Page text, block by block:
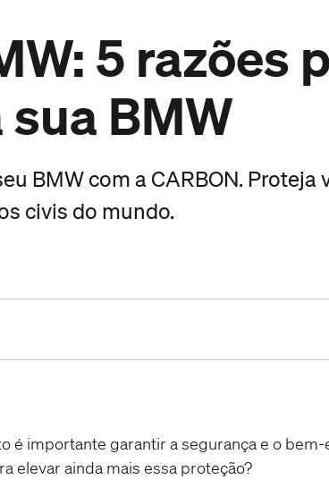
5 razões
BMW
BMW com a CARBON.
civis do mundo.
é importante garantir a segurança e o
elevar ainda mais essa proteção?